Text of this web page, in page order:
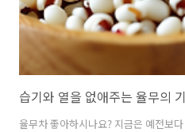
습기와 열을 없애주는 율무의
율무차 좋아하시나요? 지금은 예전보